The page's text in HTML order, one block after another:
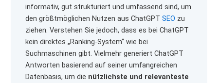
informativ, gut strukturiert und umfassend sind, um
den größtmöglichen Nutzen aus ChatGPTSEO zu
ziehen. Verstehen Sie jedoch, dass es bei ChatGPT
kein direktes „Ranking-System“ wie bei
Suchmaschinen gibt. Vielmehr generiert ChatGPT
Antworten basierend auf seiner umfangreichen
Datenbasis, um die nützlichste und relevanteste